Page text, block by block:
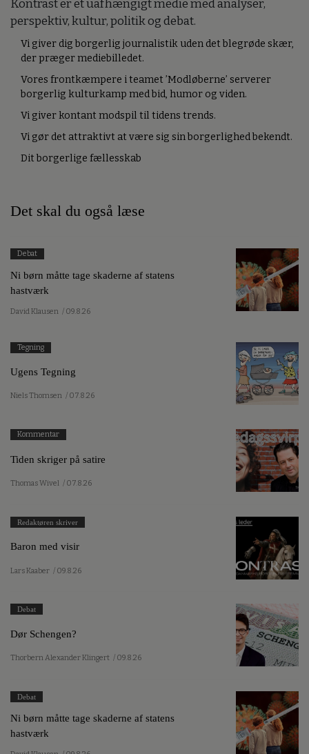
Kontrast er et uafhængigt medie med analyser,
perspektiv, kultur, politik og debat.
Vi giver dig borgerlig journalistik uden det blegrøde skær,
der præger mediebilledet.
Vores frontkæmpere i teamet ’Modløberne’ serverer
borgerlig kulturkamp med bid, humor og viden.
Vi giver kontant modspil til tidens trends.
Vi gør det attraktivt at være sig sin borgerlighed bekendt.
Dit borgerlige fællesskab
Det skal du også læse
Debat
Ni børn måtte tage skaderne af statens
hastværk
David Klausen / 09.8.26
Tegning
Ugens Tegning
Niels Thomsen / 07.8.26
Kommentar
Tiden skriger på satire
Thomas Wivel / 07.8.26
Redaktøren skriver
Baron med visir
Lars Kaaber / 09.8.26
Debat
Dør Schengen?
Thorbern Alexander Klingert / 09.8.26
Debat
Ni børn måtte tage skaderne af statens
hastværk